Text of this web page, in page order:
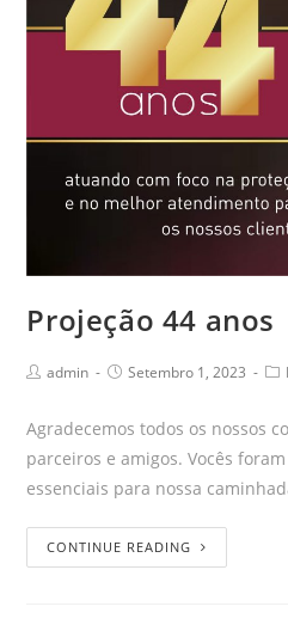
Projeção 44 anos
admin Setembro 1, 2023
Agradecemos todos os nossos
parceiros e amigos. Vocês
essenciais para nossa
CONTINUE READING